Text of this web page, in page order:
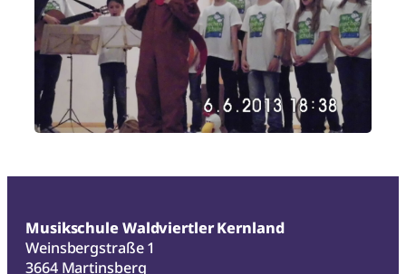
Musikschule Waldviertler Kernland
Weinsbergstraße 1
3664 Martinsberg